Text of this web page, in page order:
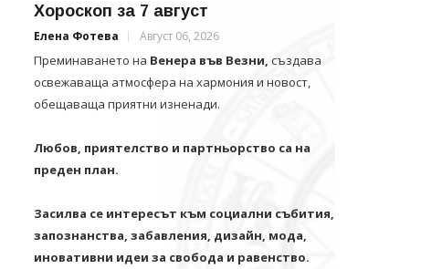
Хороскоп за 7 август
Елена Фотева Август 06, 2026
Преминаването на Венера във Везни, създава
освежаваща атмосфера на хармония и новост,
обещаваща приятни изненади.
Любов, приятелство и партньорство са на
преден план.
Засилва се интересът към социални събития,
запознанства, забавления, дизайн, мода,
иновативни идеи за свобода и равенство.